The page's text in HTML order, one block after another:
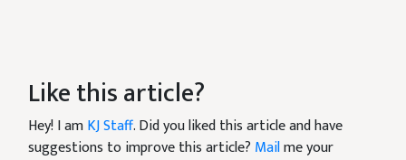
Like this article?
Hey! I amKJ Staff. Did you liked this article and have
suggestions to improve this article? Mailme your